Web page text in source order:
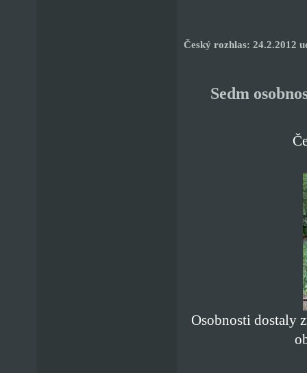
Český rozhlas: 24.2.2012
Sedm
Osobnosti dostaly